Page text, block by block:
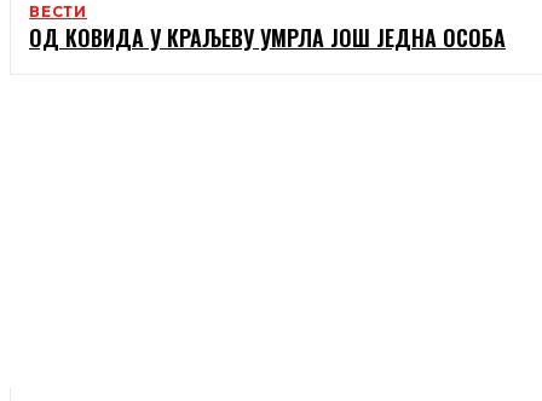
ВЕСТИ
ОД КОВИДА У КРАЉЕВУ УМРЛА ЈОШ ЈЕДНА ОСОБА